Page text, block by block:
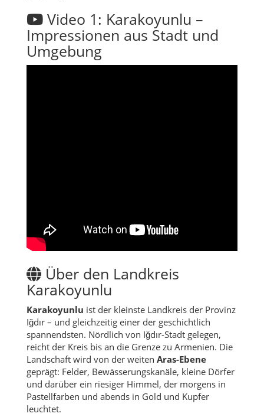
Video 1: Karakoyunlu –
Impressionen aus Stadt und
Umgebung
Über den Landkreis
Karakoyunlu
Karakoyunlu ist der kleinste Landkreis der Provinz
Iğdır – und gleichzeitig einer der geschichtlich
spannendsten. Nördlich von Iğdır-Stadt gelegen,
reicht der Kreis bis an die Grenze zu Armenien. Die
Landschaft wird von der weiten Aras-Ebene
geprägt: Felder, Bewässerungskanäle, kleine Dörfer
und darüber ein riesiger Himmel, der morgens in
Pastellfarben und abends in Gold und Kupfer
leuchtet.